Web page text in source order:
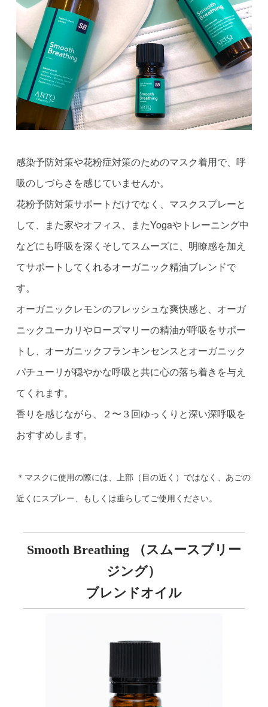
感染予防対策や花粉症対策のためのマスク着用で、呼
吸のしづらさを感じていませんか。
花粉予防対策サポートだけでなく、マスクスプレーと
して、また家やオフィス、またYogaやトレーニング中
などにも呼吸を深くそしてスムーズに、明瞭感を加え
てサポートしてくれるオーガニック精油ブレンドで
す。
オーガニックレモンのフレッシュな爽快感と、オーガ
ニックユーカリやローズマリーの精油が呼吸をサポー
トし、オーガニックフランキンセンスとオーガニック
パチューリが穏やかな呼吸と共に心の落ち着きを与え
てくれます。
香りを感じながら、２〜３回ゆっくりと深い深呼吸を
おすすめします。
＊マスクに使用の際には、上部（目の近く）ではなく、あごの
近くにスプレー、もしくは垂らしてご使用ください。
Smooth Breathing （スムースブリー
ジング）
ブレンドオイル